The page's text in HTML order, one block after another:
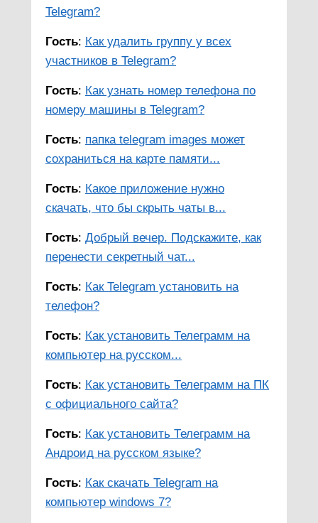
Telegram?
Гость: Как удалить группу у всех
участников в Telegram?
Гость: Как узнать номер телефона по
номеру машины в Telegram?
Гость: папка telegram images может
сохраниться на карте памяти...
Гость: Какое приложение нужно
скачать, что бы скрыть чаты в...
Гость: Добрый вечер. Подскажите, как
перенести секретный чат...
Гость: Как Telegram установить на
телефон?
Гость: Как установить Телеграмм на
компьютер на русском...
Гость: Как установить Телеграмм на ПК
с официального сайта?
Гость: Как установить Телеграмм на
Андроид на русском языке?
Гость: Как скачать Telegram на
компьютер windows 7?